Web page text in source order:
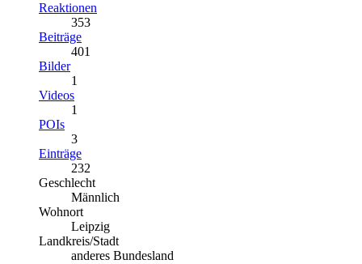
Reaktionen
353
Beiträge
401
Bilder
1
Videos
1
POIs
3
Einträge
232
Geschlecht
Männlich
Wohnort
Leipzig
Landkreis/Stadt
anderes Bundesland